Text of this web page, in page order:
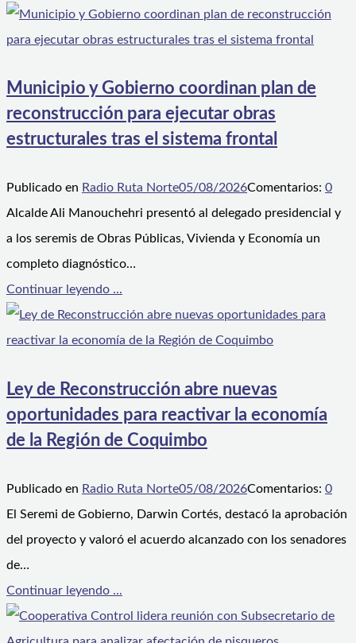
Municipio y Gobierno coordinan plan de
reconstrucción para ejecutar obras
estructurales tras el sistema frontal
Publicado en Radio Ruta Norte05/08/2026Comentarios: 0
Alcalde Ali Manouchehri presentó al delegado presidencial y
a los seremis de Obras Públicas, Vivienda y Economía un
completo diagnóstico…
Continuar leyendo ...
Ley de Reconstrucción abre nuevas
oportunidades para reactivar la economía
de la Región de Coquimbo
Publicado en Radio Ruta Norte05/08/2026Comentarios: 0
El Seremi de Gobierno, Darwin Cortés, destacó la aprobación
del proyecto y valoró el acuerdo alcanzado con los senadores
de…
Continuar leyendo ...